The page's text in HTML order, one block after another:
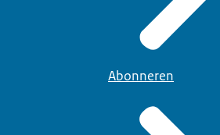
Abonneren